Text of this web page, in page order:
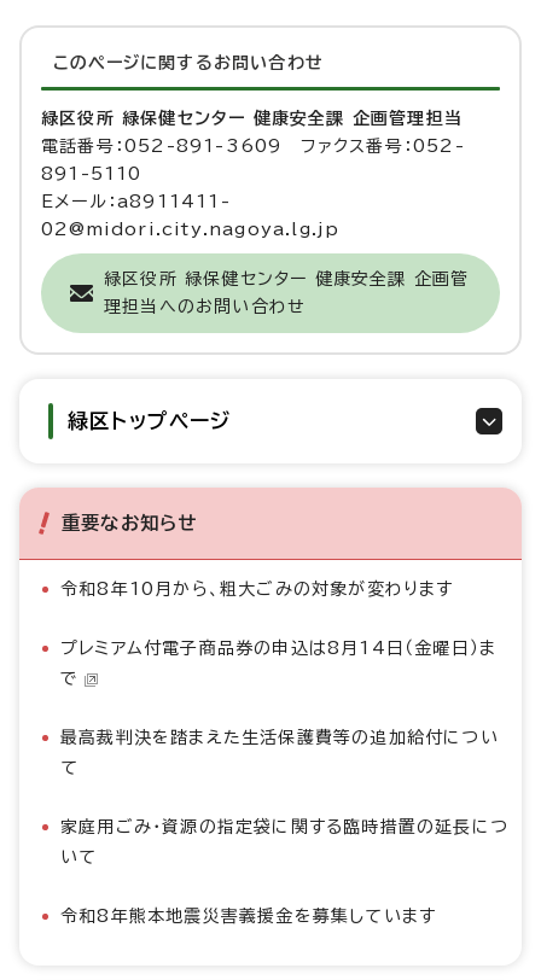
このページに関する お問い合わせ
緑区役所 緑保健センター 健康安全課 企画管理担当
電話番号：052-891-3609 ファクス番号：052-
891-5110
Eメール：a8911411-
02@midori.city.nagoya.lg.jp
緑区役所 緑保健センター 健康安全課 企画管
理担当へのお問い合わせ
緑区トップページ
重要なお知らせ
令和8年10月から、粗大ごみの対象が変わります
プレミアム付電子商品券の申込は8月14日（金曜日）ま
で
最高裁判決を踏まえた生活保護費等の追加給付につい
て
家庭用ごみ・資源の指定袋に関する臨時措置の延長につ
いて
令和8年熊本地震災害義援金を募集しています